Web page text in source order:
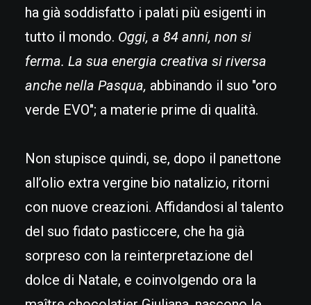
ha già soddisfatto i palati più esigenti in
tutto il mondo. Oggi, a 84 anni, non si
ferma. La sua energia creativa si riversa
anche nella Pasqua, abbinando il suo "oro
verde EVO"; a materie prime di qualità.
Non stupisce quindi, se, dopo il panettone
all’olio extra vergine bio natalizio, ritorni
con nuove creazioni. Affidandosi al talento
del suo fidato pasticcere, che ha già
sorpreso con la reinterpretazione del
dolce di Natale, e coinvolgendo ora la